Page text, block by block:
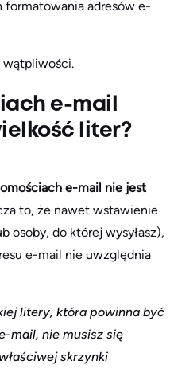
adresów e-
wątpliwości.
e-mail
liter?
e-mail nie jest
to, że nawet wstawienie
osoby, do której wysyłasz),
e-mail nie uwzględnia
litery, która powinna być
mail, nie musisz się
skrzynki